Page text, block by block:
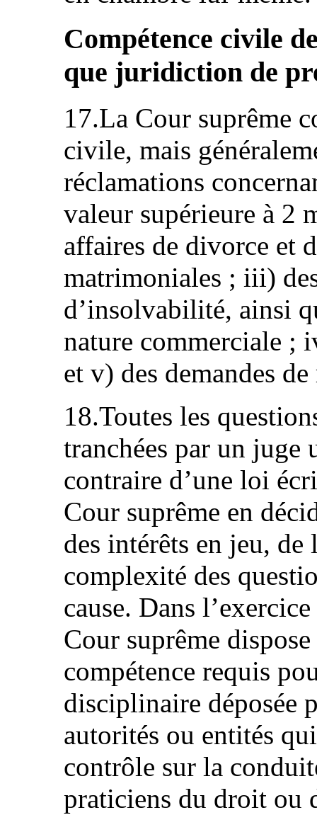
Compétence civile
que juridiction de
17.La Cour suprême
civile, mais
réclamations
valeur supérieure à 2
affaires de divorce et
matrimoniales ; iii)
d’insolvabilité, ainsi
nature commerciale ;
et v) des demandes
18.Toutes les
tranchées par un
contraire d’une loi
Cour suprême en
des intérêts en jeu,
complexité des
cause. Dans
Cour suprême
compétence requis
disciplinaire déposée
autorités ou entités
contrôle sur la
praticiens du droit ou